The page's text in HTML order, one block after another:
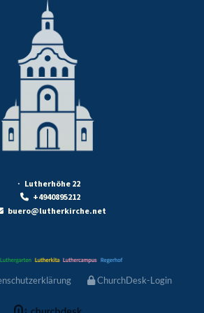
· Lutherhöhe 22
 +4940895212
buero@lutherkirche.net
ChurchDesk-Login